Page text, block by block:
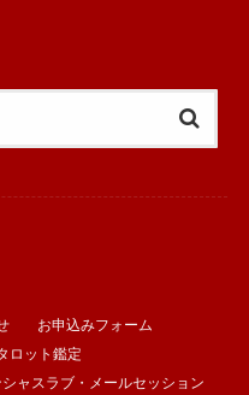
お申込みフォーム
ロット鑑定
ャスラブ・メールセッション